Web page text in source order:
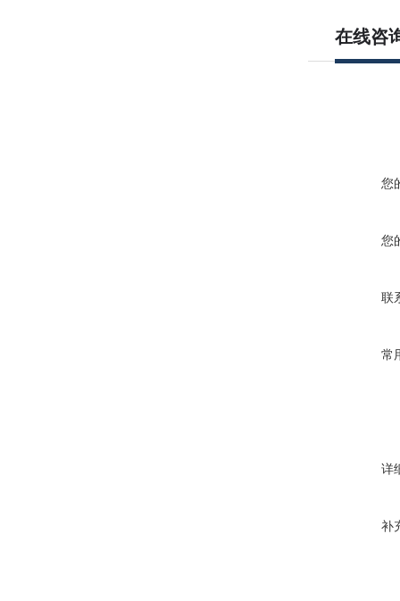
在线咨
您
您
联
常
详
补